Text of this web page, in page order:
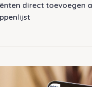
direct toevoegen